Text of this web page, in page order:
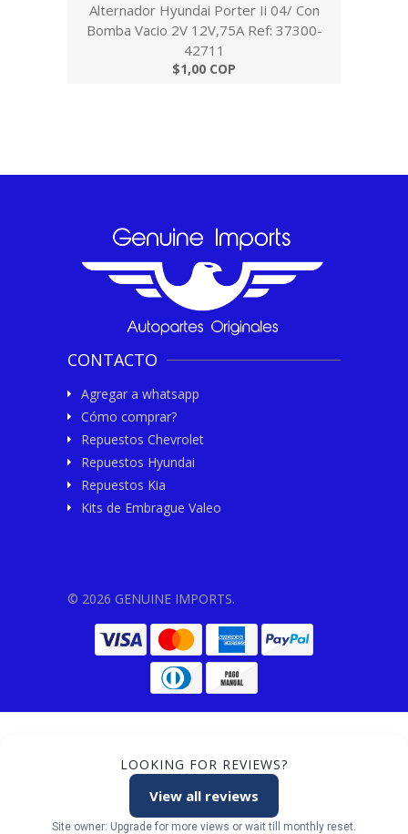
Alternador Hyundai Porter Ii 04/ Con
Bomba Vacio 2V 12V,75A Ref: 37300-
42711
$1,00 COP
CONTACTO
Agregar a whatsapp
Cómo comprar?
Repuestos Chevrolet
Repuestos Hyundai
Repuestos Kia
Kits de Embrague Valeo
© 2026 GENUINE IMPORTS.
LOOKING FOR REVIEWS?
View all reviews
Site owner: Upgrade for more views or wait till monthly reset.